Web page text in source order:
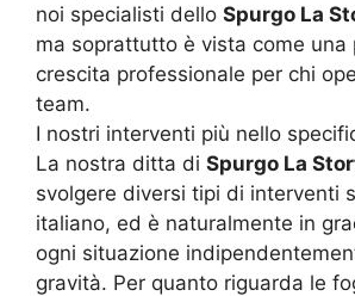
noi specialisti dello Spurgo La
ma soprattutto è vista come una
crescita professionale per chi
team.
I nostri interventi più nello
La nostra ditta di Spurgo La
svolgere diversi tipi di interventi
italiano, ed è naturalmente in
ogni situazione
gravità. Per quanto riguarda le